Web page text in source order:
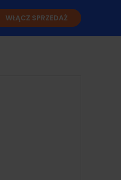
WŁĄCZ SPRZEDAŻ